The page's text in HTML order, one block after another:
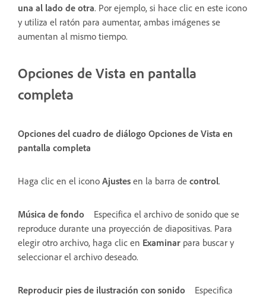
una al lado de otra. Por ejemplo, si hace clic en este icono
y utiliza el ratón para aumentar, ambas imágenes se
aumentan al mismo tiempo.
Opciones de Vista en pantalla
completa
Opciones del cuadro de diálogo Opciones de Vista en
pantalla completa
Haga clic en el icono Ajustes en la barra de control.
Música de fondo
Especifica el archivo de sonido que se
reproduce durante una proyección de diapositivas. Para
elegir otro archivo, haga clic en Examinar para buscar y
seleccionar el archivo deseado.
Reproducir pies de ilustración con sonido
Especifica